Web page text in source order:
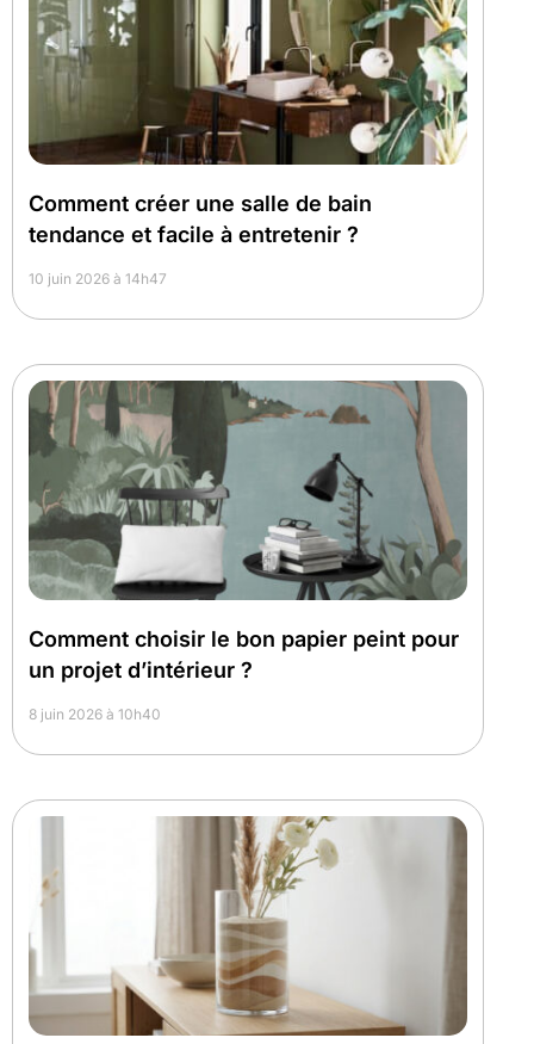
Comment créer une salle de bain
tendance et facile à entretenir ?
10 juin 2026 à 14h47
Comment choisir le bon papier peint pour
un projet d’intérieur ?
8 juin 2026 à 10h40